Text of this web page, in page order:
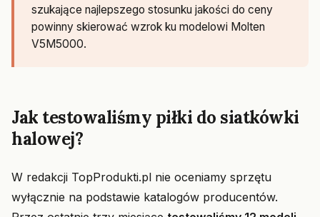
szukające najlepszego stosunku jakości do ceny
powinny skierować wzrok ku modelowi Molten
V5M5000.
Jak testowaliśmy piłki do siatkówki
halowej?
W redakcji TopProdukti.pl nie oceniamy sprzętu
wyłącznie na podstawie katalogów producentów.